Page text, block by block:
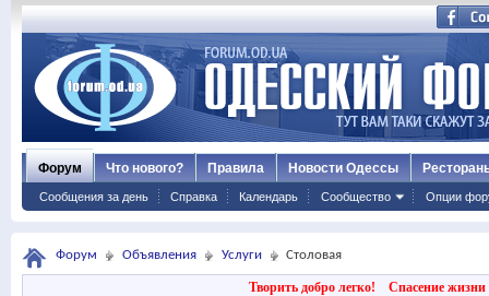
Форум
Сообщения за день Справка Календарь Сообщество Опции
Что нового? Правила Новости Одессы
Форум Объявления Услуги Столовая
Творить добро легко! Спасение жизни